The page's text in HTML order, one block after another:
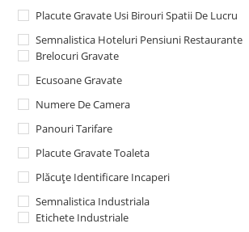
Placute Gravate Usi Birouri Spatii De Lucru
Semnalistica Hoteluri Pensiuni Restaurante
Brelocuri Gravate
Ecusoane Gravate
Numere De Camera
Panouri Tarifare
Placute Gravate Toaleta
Plăcuțe Identificare Incaperi
Semnalistica Industriala
Etichete Industriale